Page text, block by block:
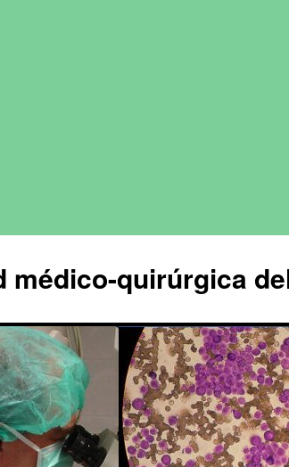
médico-quirúrgica